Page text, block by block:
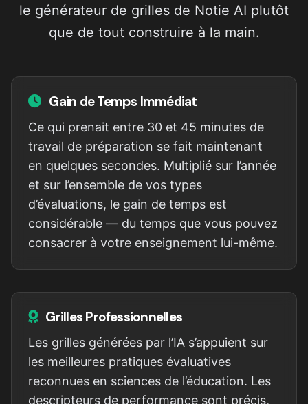
le générateur de grilles de Notie AI plutôt
que de tout construire à la main.
Gain de Temps Immédiat
Ce qui prenait entre 30 et 45 minutes de
travail de préparation se fait maintenant
en quelques secondes. Multiplié sur l’année
et sur l’ensemble de vos types
d’évaluations, le gain de temps est
considérable — du temps que vous pouvez
consacrer à votre enseignement lui-même.
Grilles Professionnelles
Les grilles générées par l’IA s’appuient sur
les meilleures pratiques évaluatives
reconnues en sciences de l’éducation. Les
descripteurs de performance sont précis,